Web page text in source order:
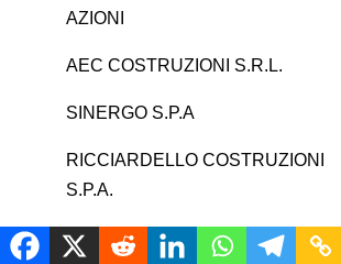
AZIONI
AEC COSTRUZIONI S.R.L.
SINERGO S.P.A
RICCIARDELLO COSTRUZIONI
S.P.A.
ENRICO COLOMBO S.P.A.